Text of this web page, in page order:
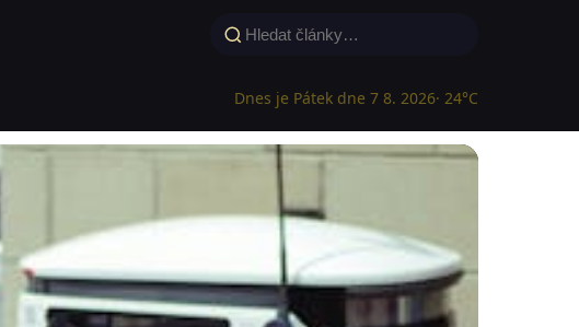
Dnes je Pátek dne 7 8. 2026· 24°C